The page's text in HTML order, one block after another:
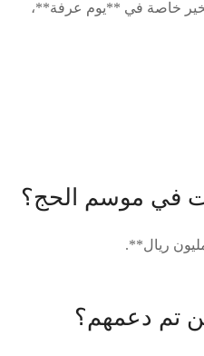
خاصة في **يوم عرفة**،
في موسم الحج؟
تم دعمهم؟